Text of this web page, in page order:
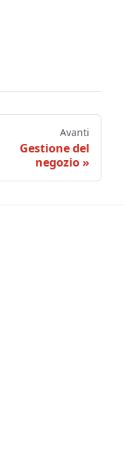
Avanti
Gestione del
negozio